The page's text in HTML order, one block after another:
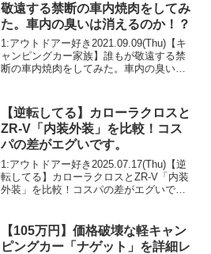
敬遠する禁断の車内焼肉をしてみ
た。車内の臭いは消えるのか！？
1:アウトドアー好き2021.09.09(Thu)【キ
ャンピングカー家族】誰もが敬遠する禁
断の車内焼肉をしてみた。車内の臭いは
き2021.09.09(Thu)この動画は...
【逆転してる】カローラクロスと
ZR-V「内装外装」を比較！コス
パの差がエグいです。
1:アウトドアー好き2025.07.17(Thu)【逆
転してる】カローラクロスとZR-V「内装
外装」を比較！コスパの差がエグいで
2025.07.17(Thu)この動画は注目です...
【105万円】価格破壊な軽キャン
ピングカー「ナゲット」を詳細レ